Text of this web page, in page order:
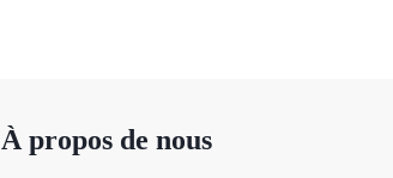
À propos de nous